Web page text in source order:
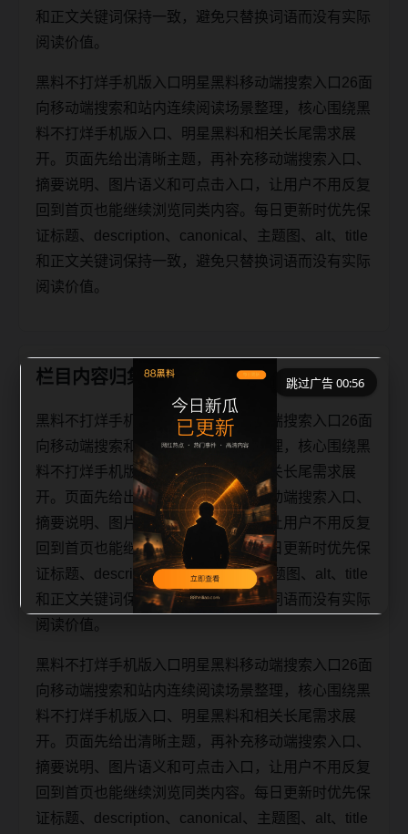
和正文关键词保持一致，避免只替换词语而没有实际
阅读价值。
黑料不打烊手机版入口明星黑料移动端搜索入口26面
向移动端搜索和站内连续阅读场景整理，核心围绕黑
料不打烊手机版入口、明星黑料和相关长尾需求展
开。页面先给出清晰主题，再补充移动端搜索入口、
摘要说明、图片语义和可点击入口，让用户不用反复
回到首页也能继续浏览同类内容。每日更新时优先保
证标题、description、canonical、主题图、alt、title
和正文关键词保持一致，避免只替换词语而没有实际
阅读价值。
栏目内容归集
黑料不打烊手机版入口明星黑料移动端搜索入口26面
向移动端搜索和站内连续阅读场景整理，核心围绕黑
料不打烊手机版入口、明星黑料和相关长尾需求展
开。页面先给出清晰主题，再补充移动端搜索入口、
摘要说明、图片语义和可点击入口，让用户不用反复
回到首页也能继续浏览同类内容。每日更新时优先保
证标题、description、canonical、主题图、alt、title
和正文关键词保持一致，避免只替换词语而没有实际
阅读价值。
黑料不打烊手机版入口明星黑料移动端搜索入口26面
向移动端搜索和站内连续阅读场景整理，核心围绕黑
料不打烊手机版入口、明星黑料和相关长尾需求展
开。页面先给出清晰主题，再补充移动端搜索入口、
摘要说明、图片语义和可点击入口，让用户不用反复
回到首页也能继续浏览同类内容。每日更新时优先保
证标题、description、canonical、主题图、alt、title
跳过广告 00:56